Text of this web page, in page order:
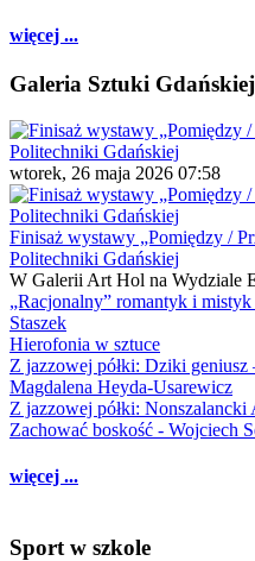
więcej ...
Galeria Sztuki Gdańskiej
wtorek, 26 maja 2026 07:58
Finisaż wystawy „Pomiędzy /
Politechniki Gdańskiej
W Galerii Art Hol na Wydziale
„Racjonalny” romantyk i
Staszek
Hierofonia w sztuce
Z jazzowej półki: Dziki geniusz
Magdalena Heyda-Usarewicz
Z jazzowej półki: Nonszalancki
Zachować boskość - Wojciech
więcej ...
Sport w szkole